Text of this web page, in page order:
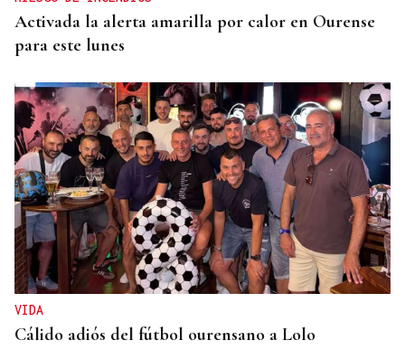
Activada la alerta amarilla por calor en Ourense
para este lunes
VIDA
Cálido adiós del fútbol ourensano a Lolo